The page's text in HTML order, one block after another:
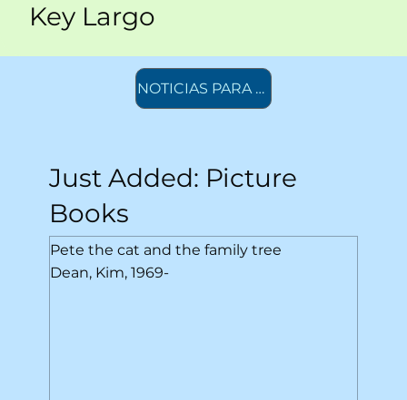
Key Largo
Dean, Kim, 1969-
Pete the cat and the family tree
Just Added: Picture
Books
NOTICIAS PARA NIÑOS Y ADOLESCENTES